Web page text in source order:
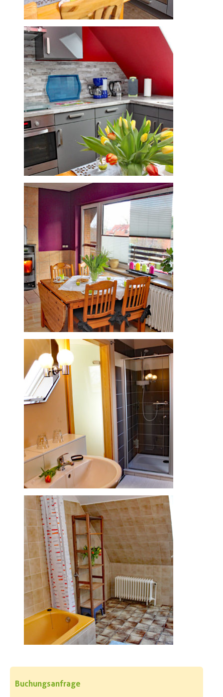
Buchungsanfrage